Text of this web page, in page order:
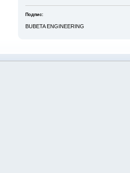
Подпис:
BUBETA ENGINEERING